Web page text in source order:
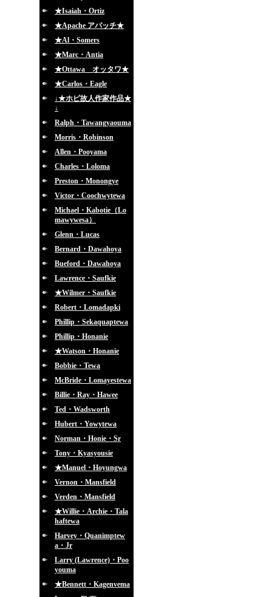
★Isaiah・Ortiz
★Apache アパッチ★
★Al・Somers
★Marc・Antia
★Ottawa オッタワ★
★Carlos・Eagle
↓★ホピ故人作家作品★
↓
Ralph・Tawangyaouma
Morris・Robinson
Allen・Pooyama
Charles・Loloma
Preston・Monongye
Victor・Coochwytewa
Michael・Kabotie（Lo
mawywesa）
Glenn・Lucas
Bernard・Dawahoya
Bueford・Dawahoya
Lawrence・Saufkie
★Wilmer・Saufkie
Robert・Lomadapki
Phillip・Sekaquaptewa
Phillip・Honanie
★Watson・Honanie
Bobbie・Tewa
McBride・Lomayestewa
Billie・Ray・Hawee
Ted・Wadsworth
Hubert・Yowytewa
Norman・Honie・Sr
Tony・Kyasyousie
★Manuel・Hoyungwa
Vernon・Mansfield
Verden・Mansfield
★Willie・Archie・Tala
haftewa
Harvey・Quanimptew
a・Jr
Larry (Lawrence)・Poo
youma
★Bennett・Kagenvema